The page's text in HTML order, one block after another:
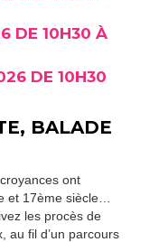
DE 10H30 À
DE 10H30
BALADE
ont
et 17ème siècle…
les procès de
au fil d’un parcours